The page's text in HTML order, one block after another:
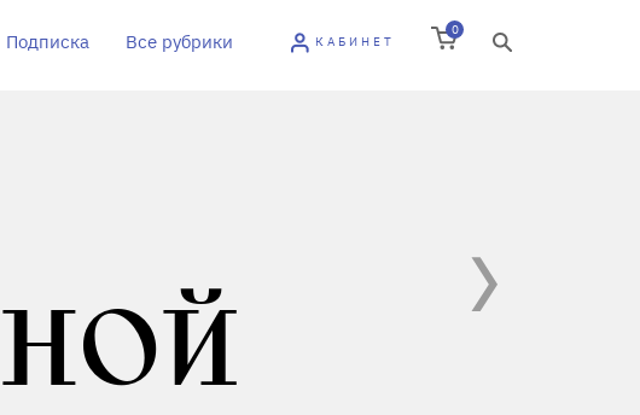
Подписка Все рубрики КАБИНЕТ
0